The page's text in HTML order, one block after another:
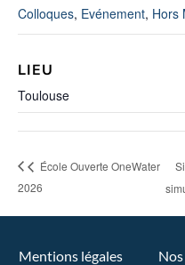
Colloques, Evénement, Hors
LIEU
Toulouse
École Ouverte OneWater
2026
Mentions légales